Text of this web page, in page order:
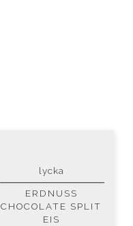
lycka
ERDNUSS
CHOCOLATE SPLIT
EIS